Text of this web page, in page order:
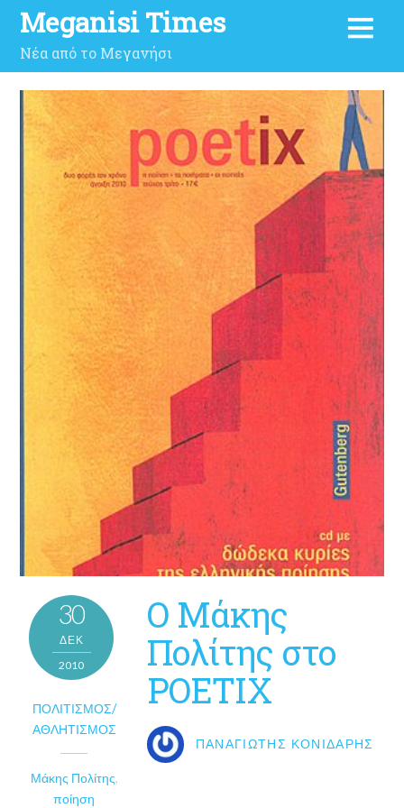
Meganisi Times
Νέα από το Μεγανήσι
30
ΔΕΚ
2010
ΠΟΛΙΤΙΣΜΌΣ/
ΑΘΛΗΤΙΣΜΌΣ
Μάκης Πολίτης,
ποίηση
Ο Μάκης
Πολίτης στο
POETIX
ΠΑΝΑΓΙΏΤΗΣ ΚΟΝΙΔΆΡΗΣ